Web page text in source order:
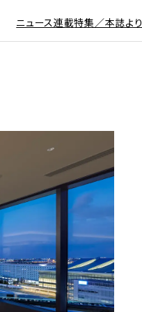
ニュース連載特集／本誌より